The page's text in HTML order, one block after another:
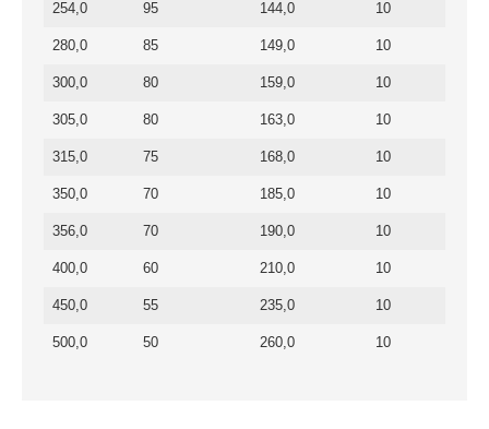
254,0 95 144,0 10
280,0 85 149,0 10
300,0 80 159,0 10
305,0 80 163,0 10
315,0 75 168,0 10
350,0 70 185,0 10
356,0 70 190,0 10
400,0 60 210,0 10
450,0 55 235,0 10
500,0 50 260,0 10